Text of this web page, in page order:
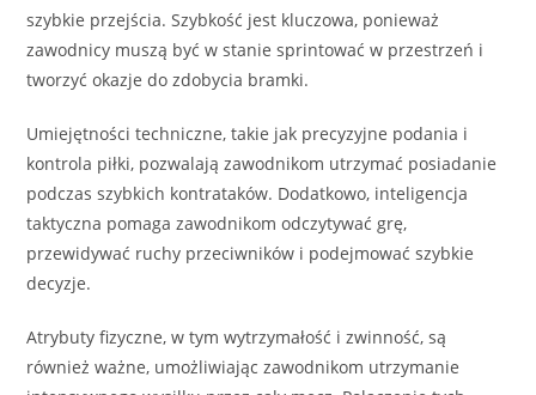
szybkie przejścia. Szybkość jest kluczowa, ponieważ
zawodnicy muszą być w stanie sprintować w przestrzeń i
tworzyć okazje do zdobycia bramki.
Umiejętności techniczne, takie jak precyzyjne podania i
kontrola piłki, pozwalają zawodnikom utrzymać posiadanie
podczas szybkich kontrataków. Dodatkowo, inteligencja
taktyczna pomaga zawodnikom odczytywać grę,
przewidywać ruchy przeciwników i podejmować szybkie
decyzje.
Atrybuty fizyczne, w tym wytrzymałość i zwinność, są
również ważne, umożliwiając zawodnikom utrzymanie